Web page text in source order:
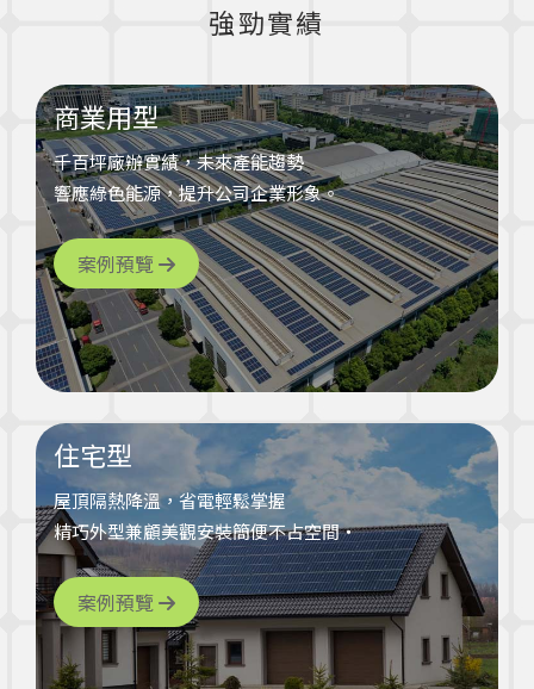
強勁實績
商業用型
千百坪廠辦實績，未來產能趨勢
響應綠色能源，提升公司企業形象。
案例預覽
住宅型
屋頂隔熱降溫，省電輕鬆掌握
精巧外型兼顧美觀安裝簡便不占空間‧
案例預覽